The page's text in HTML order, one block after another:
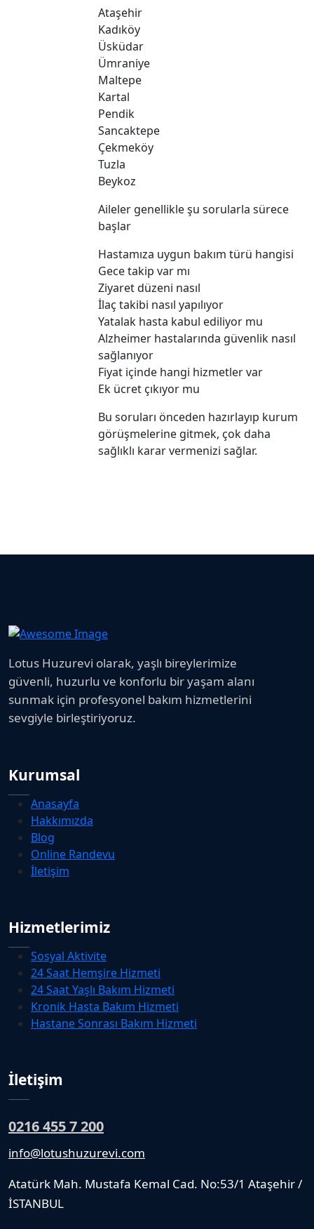
Ataşehir
Kadıköy
Üsküdar
Ümraniye
Maltepe
Kartal
Pendik
Sancaktepe
Çekmeköy
Tuzla
Beykoz
Aileler genellikle şu sorularla sürece
başlar
Hastamıza uygun bakım türü hangisi
Gece takip var mı
Ziyaret düzeni nasıl
İlaç takibi nasıl yapılıyor
Yatalak hasta kabul ediliyor mu
Alzheimer hastalarında güvenlik nasıl
sağlanıyor
Fiyat içinde hangi hizmetler var
Ek ücret çıkıyor mu
Bu soruları önceden hazırlayıp kurum
görüşmelerine gitmek, çok daha
sağlıklı karar vermenizi sağlar.
Lotus Huzurevi olarak, yaşlı bireylerimize
güvenli, huzurlu ve konforlu bir yaşam alanı
sunmak için profesyonel bakım hizmetlerini
sevgiyle birleştiriyoruz.
Kurumsal
Anasayfa
Hakkımızda
Blog
Online Randevu
İletişim
Hizmetlerimiz
Sosyal Aktivite
24 Saat Hemşire Hizmeti
24 Saat Yaşlı Bakım Hizmeti
Kronik Hasta Bakım Hizmeti
Hastane Sonrası Bakım Hizmeti
İletişim
0216 455 7 200
info@lotushuzurevi.com
Atatürk Mah. Mustafa Kemal Cad. No:53/1 Ataşehir /
İSTANBUL